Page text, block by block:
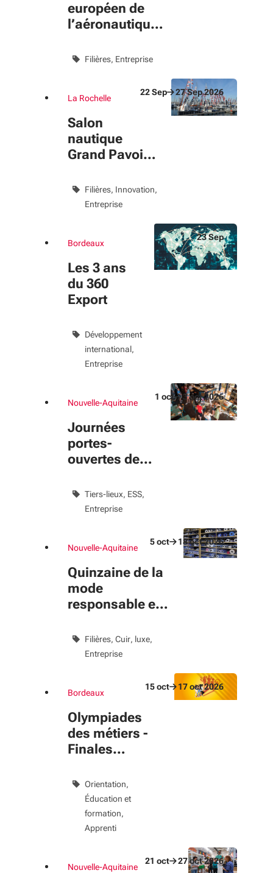
européen de
l’aéronautique
Filières Entreprise
La Rochelle
Salon
nautique
Grand Pavois
Filières Innovation
Entreprise
évènement
Du 22 Sep au 27 Sep 2026
22Sep 27Sep2026
Bordeaux
Les 3 ans
du 360
Export
Développement
international
Entreprise
évènement
Du 23 Sep au 23 Sep 2026
23Sep
Nouvelle-Aquitaine
Journées
portes-
ouvertes des
Tiers-lieux ESS
Entreprise
évènement
Du 1 oct au 3 oct 2026
1 oct 3oct2026
Nouvelle-Aquitaine
Quinzaine de la
mode
responsable en
Aquitaine
Filières Cuir, luxe
Entreprise
évènement
Du 5 oct au 18 oct 2026
5oct 18oct2026
Bordeaux
Olympiades
des métiers -
Finales
Orientation
Éducation et
formation
Apprenti
évènement
Du 15 oct au 17 oct 2026
15oct 17oct2026
Nouvelle-Aquitaine
évènement
Du 21 oct au 27 oct 2026
21 oct 27oct2026